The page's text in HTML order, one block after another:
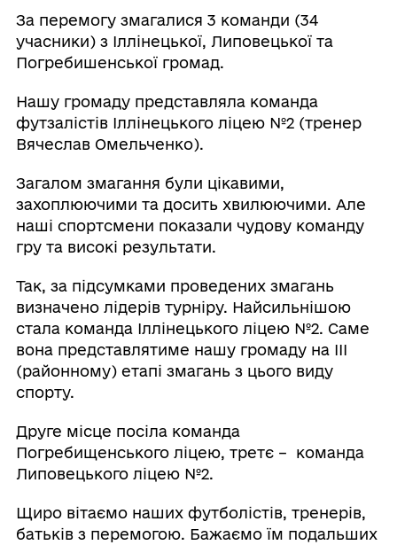
За перемогу змагалися 3 команди (34
учасники) з Іллінецької, Липовецької та
Погребишенської громад.
Нашу громаду представляла команда
футзалістів Іллінецького ліцею №2 (тренер
Вячеслав Омельченко).
Загалом змагання були цікавими,
захоплюючими та досить хвилюючими. Але
наші спортсмени показали чудову команду
гру та високі результати.
Так, за підсумками проведених змагань
визначено лідерів турніру. Найсильнішою
стала команда Іллінецького ліцею №2. Саме
вона представлятиме нашу громаду на ІІІ
(районному) етапі змагань з цього виду
спорту.
Друге місце посіла команда
Погребищенського ліцею, третє – команда
Липовецького ліцею №2.
Щиро вітаємо наших футболістів, тренерів,
батьків з перемогою. Бажаємо їм подальших